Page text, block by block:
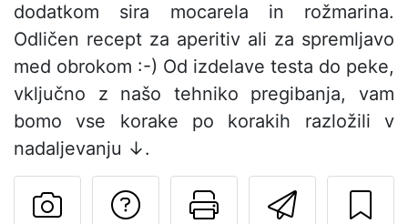
dodatkom sira mocarela in rožmarina.
Odličen recept za aperitiv ali za spremljavo
med obrokom :-) Od izdelave testa do peke,
vključno z našo tehniko pregibanja, vam
bomo vse korake po korakih razložili v
nadaljevanju ↓.
Pošlji
Natisni to
Postavite